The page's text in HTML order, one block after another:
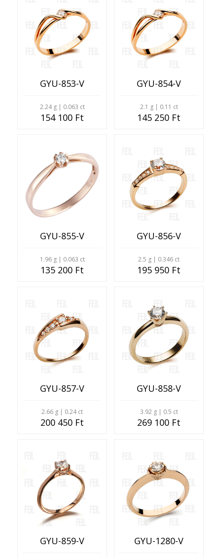
GYU-853-V
2.24 g | 0.063 ct
154 100 Ft
GYU-854-V
2.1 g | 0.11 ct
145 250 Ft
GYU-855-V
1.96 g | 0.063 ct
135 200 Ft
GYU-856-V
2.5 g | 0.346 ct
195 950 Ft
GYU-857-V
2.66 g | 0.24 ct
200 450 Ft
GYU-858-V
3.92 g | 0.5 ct
269 100 Ft
GYU-859-V GYU-1280-V